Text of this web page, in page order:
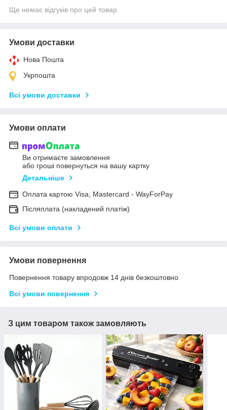
Ще немає відгуків про цей товар
Умови доставки
Нова Пошта
Укрпошта
Всі умови доставки
Умови оплати
Ви отримаєте замовлення
або гроші повернуться на вашу картку
Детальніше
Оплата картою Visa, Mastercard - WayForPay
Післяплата (накладений платіж)
Всі умови оплати
Умови повернення
Повернення товару впродовж 14 днів безкоштовно
Всі умови повернення
З цим товаром також замовляють